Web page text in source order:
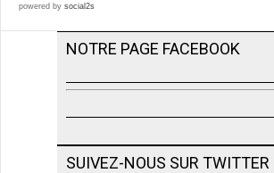
powered by social2s
NOTRE PAGE FACEBOOK
SUIVEZ-NOUS SUR TWITTER